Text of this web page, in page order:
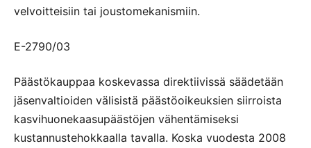
velvoitteisiin tai joustomekanismiin.
E-2790/03
Päästökauppaa koskevassa direktiivissä säädetään
jäsenvaltioiden välisistä päästöoikeuksien siirroista
kasvihuonekaasupäästöjen vähentämiseksi
kustannustehokkaalla tavalla. Koska vuodesta 2008